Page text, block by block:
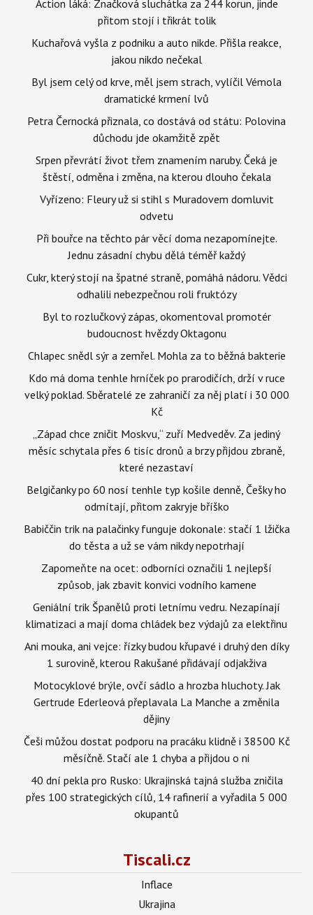
Action láká: Značková sluchátka za 244 korun, jinde
přitom stojí i třikrát tolik
Kuchařová vyšla z podniku a auto nikde. Přišla reakce,
jakou nikdo nečekal
Byl jsem celý od krve, měl jsem strach, vylíčil Vémola
dramatické krmení lvů
Petra Černocká přiznala, co dostává od státu: Polovina
důchodu jde okamžitě zpět
Srpen převrátí život třem znamením naruby. Čeká je
štěstí, odměna i změna, na kterou dlouho čekala
Vyřízeno: Fleury už si stihl s Muradovem domluvit
odvetu
Při bouřce na těchto pár věcí doma nezapomínejte.
Jednu zásadní chybu dělá téměř každý
Cukr, který stojí na špatné straně, pomáhá nádoru. Vědci
odhalili nebezpečnou roli fruktózy
Byl to rozlučkový zápas, okomentoval promotér
budoucnost hvězdy Oktagonu
Chlapec snědl sýr a zemřel. Mohla za to běžná bakterie
Kdo má doma tenhle hrníček po prarodičích, drží v ruce
velký poklad. Sběratelé ze zahraničí za něj platí i 30 000
Kč
„Západ chce zničit Moskvu,“ zuří Medveděv. Za jediný
měsíc schytala přes 6 tisíc dronů a brzy přijdou zbraně,
které nezastaví
Belgičanky po 60 nosí tenhle typ košile denně, Češky ho
odmítají, přitom zakryje bříško
Babiččin trik na palačinky funguje dokonale: stačí 1 lžička
do těsta a už se vám nikdy nepotrhají
Zapomeňte na ocet: odborníci označili 1 nejlepší
způsob, jak zbavit konvici vodního kamene
Geniální trik Španělů proti letnímu vedru. Nezapínají
klimatizaci a mají doma chládek bez výdajů za elektřinu
Ani mouka, ani vejce: řízky budou křupavé i druhý den díky
1 surovině, kterou Rakušané přidávají odjakživa
Motocyklové brýle, ovčí sádlo a hrozba hluchoty. Jak
Gertrude Ederleová přeplavala La Manche a změnila
dějiny
Češi můžou dostat podporu na pracáku klidně i 38500 Kč
měsíčně. Stačí ale 1 chyba a přijdou o ni
40 dní pekla pro Rusko: Ukrajinská tajná služba zničila
přes 100 strategických cílů, 14 rafinerií a vyřadila 5 000
okupantů
Tiscali.cz
Inflace
Ukrajina